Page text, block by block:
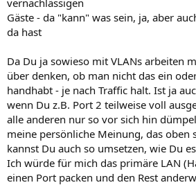
Gäste - da "kann" was sein, ja, aber
da hast
Da Du ja sowieso mit VLANs arbeiten
über denken, ob man nicht das ein
handhabt - je nach Traffic halt. Ist ja
wenn Du z.B. Port 2 teilweise voll
alle anderen nur so vor sich hin
meine persönliche Meinung, das oben
kannst Du auch so umsetzen, wie Du
Ich würde für mich das primäre LAN
einen Port packen und den Rest